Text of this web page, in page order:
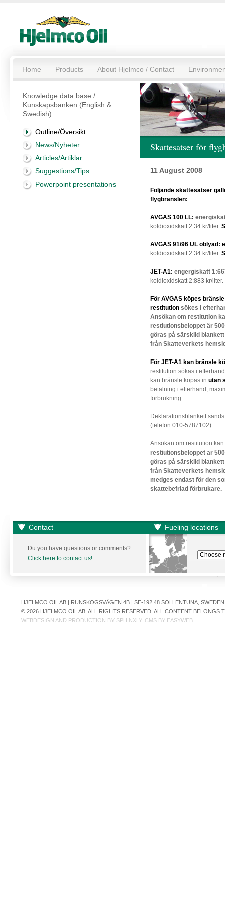
Home Products About Hjelmco / Contact
Knowledge data base /
Kunskapsbanken (English &
Swedish)
Outline/Översikt
News/Nyheter
Articles/Artiklar
Suggestions/Tips
Powerpoint presentations
Skattesatser för
11 August 2008
Följande skattesatser
flygbränslen:
AVGAS 100 LL:
koldioxidskatt 2:34 kr/liter.
AVGAS 91/96 UL oblyad:
koldioxidskatt 2:34 kr/liter.
JET-A1: engergiskatt
koldioxidskatt 2:883 kr/liter.
För AVGAS köpes
restitution sökes i
Ansökan om restitution
restiutionsbeloppet är
göras på särskild
från Skatteverkets
För JET-A1 kan bränsle
restitution sökas i
kan bränsle köpas in utan
betalning i efterhand,
förbrukning.
Deklarationsblankett
(telefon 010-5787102).
Ansökan om restitution
restiutionsbeloppet är
göras på särskild
från Skatteverkets
medges endast för den
skattebefriad förbrukare.
Contact Fueling locations
Du you have questions or comments?
Click here to contact us!
HJELMCO OIL AB | RUNSKOGSVÄGEN 4B | SE-192 48 SOLLENTUNA,
© 2026 HJELMCO OIL AB. ALL RIGHTS RESERVED. ALL CONTENT
WEBDESIGN AND PRODUCTION BY SPHINXLY. CMS BY EASYWEB